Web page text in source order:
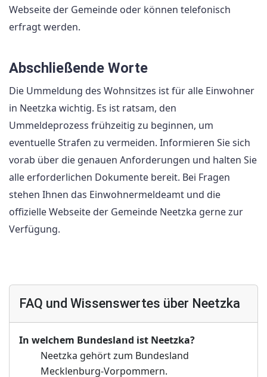
Webseite der Gemeinde oder können telefonisch
erfragt werden.
Abschließende Worte
Die Ummeldung des Wohnsitzes ist für alle Einwohner
in Neetzka wichtig. Es ist ratsam, den
Ummeldeprozess frühzeitig zu beginnen, um
eventuelle Strafen zu vermeiden. Informieren Sie sich
vorab über die genauen Anforderungen und halten Sie
alle erforderlichen Dokumente bereit. Bei Fragen
stehen Ihnen das Einwohnermeldeamt und die
offizielle Webseite der Gemeinde Neetzka gerne zur
Verfügung.
FAQ und Wissenswertes über Neetzka
In welchem Bundesland ist Neetzka?
Neetzka gehört zum Bundesland
Mecklenburg-Vorpommern.